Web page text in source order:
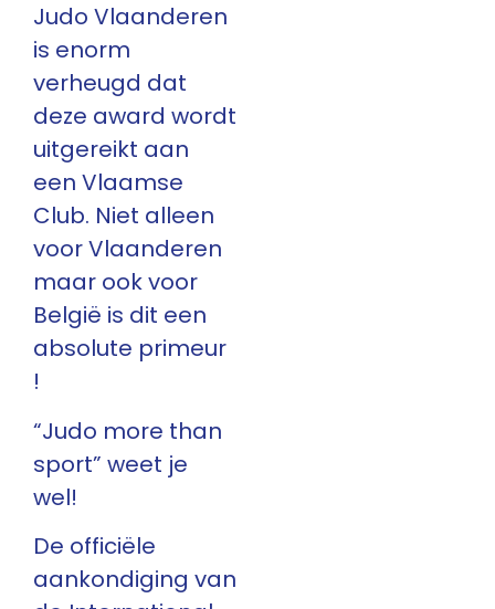
Judo Vlaanderen
is enorm
verheugd dat
deze award wordt
uitgereikt aan
een Vlaamse
Club. Niet alleen
voor Vlaanderen
maar ook voor
België is dit een
absolute primeur
!
“Judo more than
sport” weet je
wel!
De officiële
aankondiging van